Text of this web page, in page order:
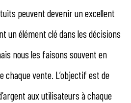
peuvent devenir un excellent
un élément clé dans les décisions
nous les faisons souvent en
vente. L’objectif est de
aux utilisateurs à chaque